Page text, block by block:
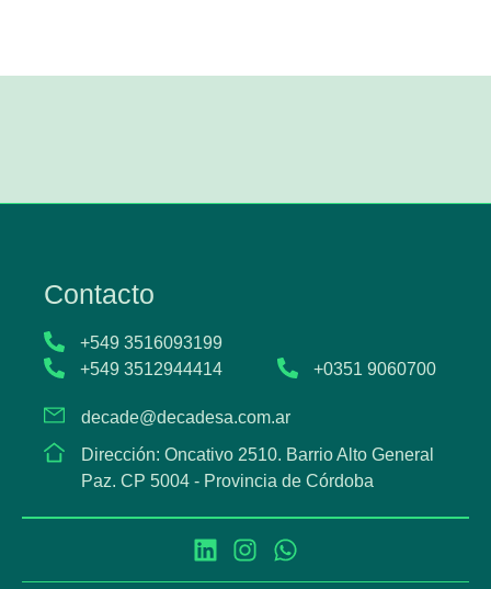
Contacto
+549 3516093199
+549 3512944414
+0351 9060700
decade@decadesa.com.ar
Dirección: Oncativo 2510. Barrio Alto General
Paz. CP 5004 - Provincia de Córdoba